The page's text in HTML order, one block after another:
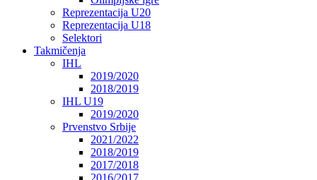
Reprezentacija U20
Reprezentacija U18
Selektori
Takmičenja
IHL
2019/2020
2018/2019
IHL U19
2019/2020
Prvenstvo Srbije
2021/2022
2018/2019
2017/2018
2016/2017